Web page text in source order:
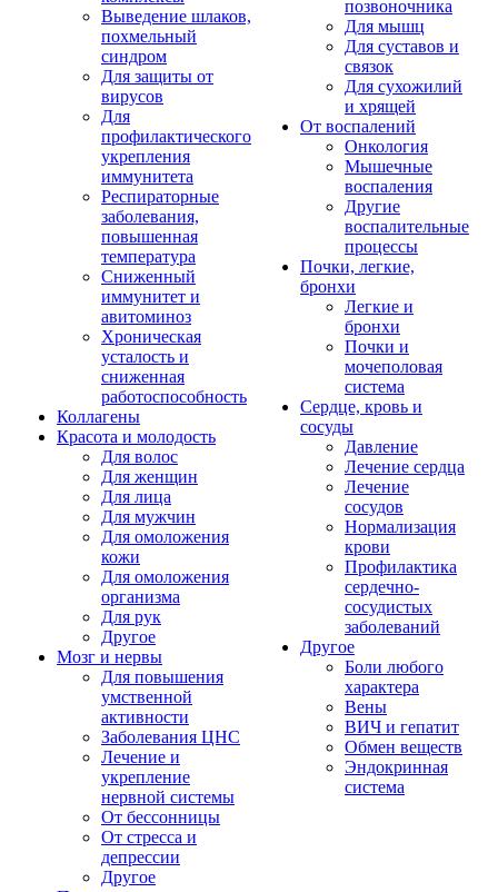
Выведение шлаков,
похмельный
синдром
Для защиты от
вирусов
Для
профилактического
укрепления
иммунитета
Респираторные
заболевания,
повышенная
температура
Сниженный
иммунитет и
авитоминоз
Хроническая
усталость и
сниженная
работоспособность
Коллагены
Красота и молодость
Для волос
Для женщин
Для лица
Для мужчин
Для омоложения
кожи
Для омоложения
организма
Для рук
Другое
Мозг и нервы
Для повышения
умственной
активности
Заболевания ЦНС
Лечение и
укрепление
нервной системы
От бессонницы
От стресса и
депрессии
Другое
позвоночника
Для мышц
Для суставов и
связок
Для сухожилий
и хрящей
От воспалений
Онкология
Мышечные
воспаления
Другие
воспалительные
процессы
Почки, легкие,
бронхи
Легкие и
бронхи
Почки и
мочеполовая
система
Сердце, кровь и
сосуды
Давление
Лечение сердца
Лечение
сосудов
Нормализация
крови
Профилактика
сердечно-
сосудистых
заболеваний
Другое
Боли любого
характера
Вены
ВИЧ и гепатит
Обмен веществ
Эндокринная
система